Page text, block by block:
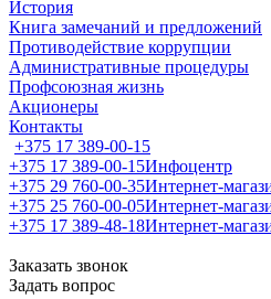
История
Книга замечаний и предложений
Противодействие коррупции
Административные процедуры
Профсоюзная жизнь
Акционеры
Контакты
+375 17 389-00-15
+375 17 389-00-15Инфоцентр
+375 29 760-00-35Интернет-
+375 25 760-00-05Интернет-
+375 17 389-48-18Интернет-
Заказать звонок
Задать вопрос